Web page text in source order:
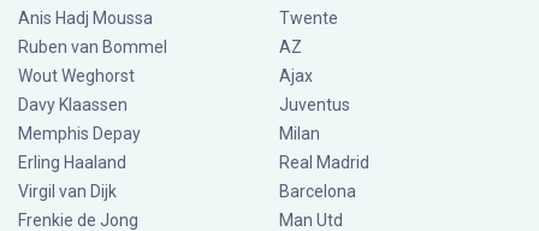
Anis Hadj Moussa
Ruben van Bommel
Wout Weghorst
Davy Klaassen
Memphis Depay
Erling Haaland
Virgil van Dijk
Frenkie de Jong
Twente
AZ
Ajax
Juventus
Milan
Real Madrid
Barcelona
Man Utd